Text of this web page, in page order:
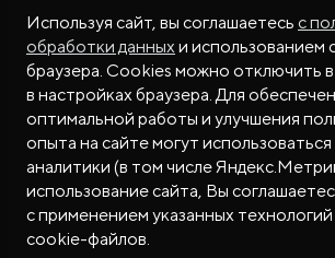
Специальные предложения
ФИНАНСЫ И УСЛУГИ
Финансовые программы
Рассчитать кредит
Трейд-ин
Калькулятор трейд-ин
Страхование
Регламент ТО
Программное обеспечение
ПОДДЕРЖКА
Гарантия производителя
Контракт гарантийной поддержки
Помощь на дорогах
Руководства по эксплуатации
Магазин приложений ROX
О БРЕНДЕ
Бренд ROX
Дизайн Pininfarina
Новости
СМИ о нас
Истории владельцев
Часто задаваемые вопросы
СОТРУДНИЧЕСТВО
МЫ В СОЦСЕТЯХ
© 2026
Используя сайт, вы соглашаетесь с
обработки данныхи использованием
браузера. Cookies можно отключить
в настройках браузера. Для
оптимальной работы и улучшения
опыта на сайте могут
аналитики (в том числе
использование сайта, Вы
с применением указанных
cookie-файлов.